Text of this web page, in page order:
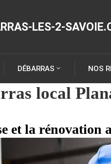
LES-2-
DÉBARRAS NOS
local
et la rénovation